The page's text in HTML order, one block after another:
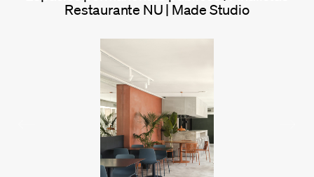
ContactoRestaurante NU | Made Studio